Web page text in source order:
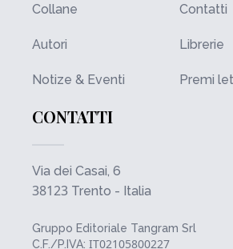
Collane
Autori
Notize & Eventi
Contatti
Librerie
Premi
CONTATTI
Via dei Casai, 6
38123 Trento - Italia
Gruppo Editoriale Tangram Srl
C.F./P.IVA: IT02105800227